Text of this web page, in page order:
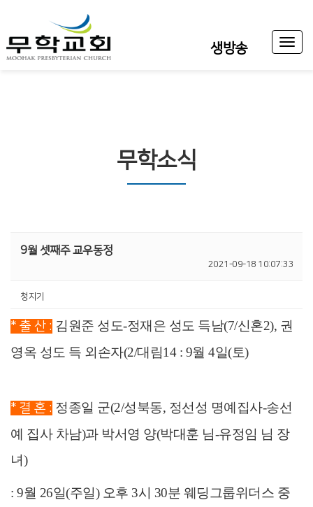
생방송
Toggle
무학소식
9월 셋째주 교우동정
2021-09-18 10:07:33
청지기
* 출 산 : 김원준 성도-정재은 성도 득남(7/신혼2), 권
영옥 성도 득 외손자(2/대림14 : 9월 4일(토)
* 결 혼 : 정종일 군(2/성북동, 정선성 명예집사-송선
예 집사 차남)과 박서영 양(박대훈 님-유정임 님 장
녀)
: 9월 26일(주일) 오후 3시 30분 웨딩그룹위더스 중